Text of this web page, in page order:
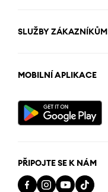
SLUŽBY ZÁKAZNÍKŮM
MOBILNÍ APLIKACE
PŘIPOJTE SE K NÁM